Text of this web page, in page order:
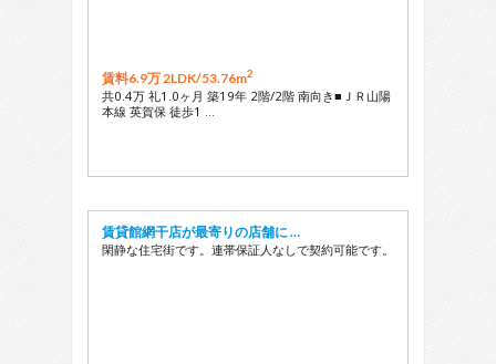
賃料6.9万 2LDK/53.76m2
共0.4万 礼1.0ヶ月 築19年 2階/2階 南向き■ＪＲ山陽
本線 英賀保 徒歩1 …
賃貸館網干店が最寄りの店舗に …
閑静な住宅街です。連帯保証人なしで契約可能です。